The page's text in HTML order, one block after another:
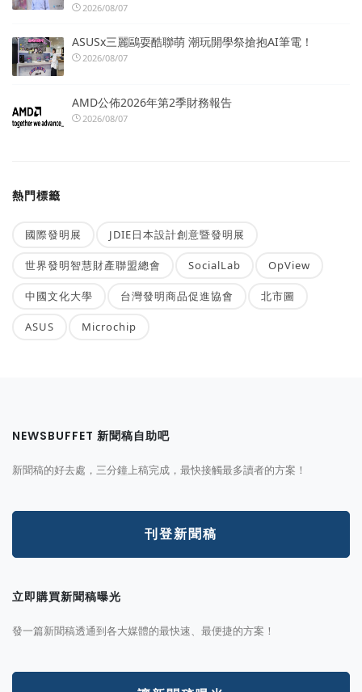
2026/08/07
ASUSx三麗鷗耍酷聯萌 潮玩開學祭搶抱AI筆電！
2026/08/07
AMD公佈2026年第2季財務報告
2026/08/07
熱門標籤
國際發明展 JDIE日本設計創意暨發明展
世界發明智慧財產聯盟總會 SocialLab OpView
中國文化大學 台灣發明商品促進協會 北市圖
ASUS Microchip
NEWSBUFFET 新聞稿自助吧
新聞稿的好去處，三分鐘上稿完成，最快接觸最多讀者的方案！
刊登新聞稿
立即購買新聞稿曝光
發一篇新聞稿透通到各大媒體的最快速、最便捷的方案！